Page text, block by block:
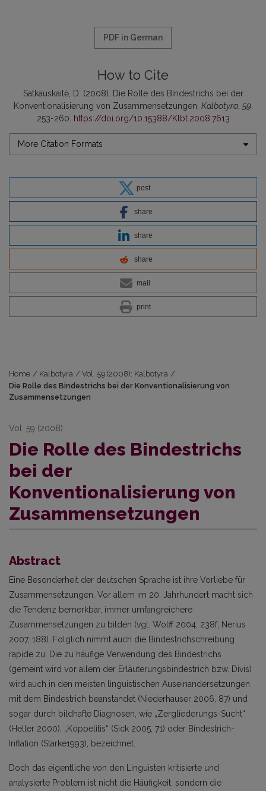
PDF in German
How to Cite
Satkauskaitė, D. (2008). Die Rolle des Bindestrichs bei der
Konventionalisierung von Zusammensetzungen. Kalbotyra, 59,
253-260.
https://doi.org/10.15388/Klbt.2008.7613
More Citation Formats
post
share
share
share
mail
print
Home / Kalbotyra / Vol. 59 (2008): Kalbotyra /
Die Rolle des Bindestrichs bei der Konventionalisierung von
Zusammensetzungen
Vol. 59 (2008)
Die Rolle des Bindestrichs
bei der
Konventionalisierung von
Zusammensetzungen
Abstract
Eine Besonderheit der deutschen Sprache ist ihre Vorliebe für
Zusammensetzungen. Vor allem im 20. Jahrhundert macht sich
die Tendenz bemerkbar, immer umfangreichere
Zusammensetzungen zu bilden (vgl. Wolff 2004, 238f; Nerius
2007, 188). Folglich nimmt auch die Bindestrichschreibung
rapide zu. Die zu häufige Verwendung des Bindestrichs
(gemeint wird vor allem der Erläuterungsbindestrich bzw. Divis)
wird auch in den meisten linguistischen Auseinandersetzungen
mit dem Bindestrich beanstandet (Niederhauser 2006, 87) und
sogar durch bildhafte Diagnosen, wie „Zergliederungs-Sucht“
(Heller 2000), „Koppelitis“ (Sick 2005, 71) oder Bindestrich-
Inflation (Starke1993), bezeichnet.
Doch das eigentliche von den Linguisten kritisierte und
analysierte Problem ist nicht die Häufigkeit, sondern die